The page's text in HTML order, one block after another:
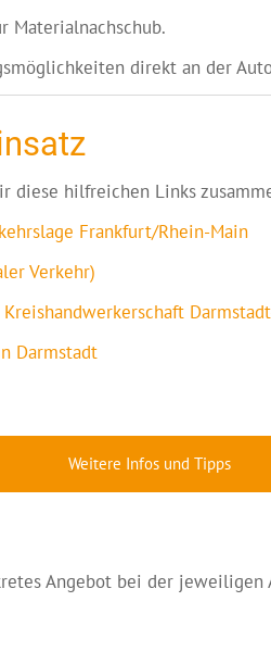
Materialnachschub.
direkt an der
diese hilfreichen Links
Frankfurt/Rhein-Main
Verkehr)
Kreishandwerkerschaft
Darmstadt
Weitere Infos und Tipps
Angebot bei der jeweiligen